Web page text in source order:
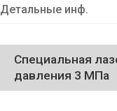
Детальные инф.
Специальная
давления 3 МПа